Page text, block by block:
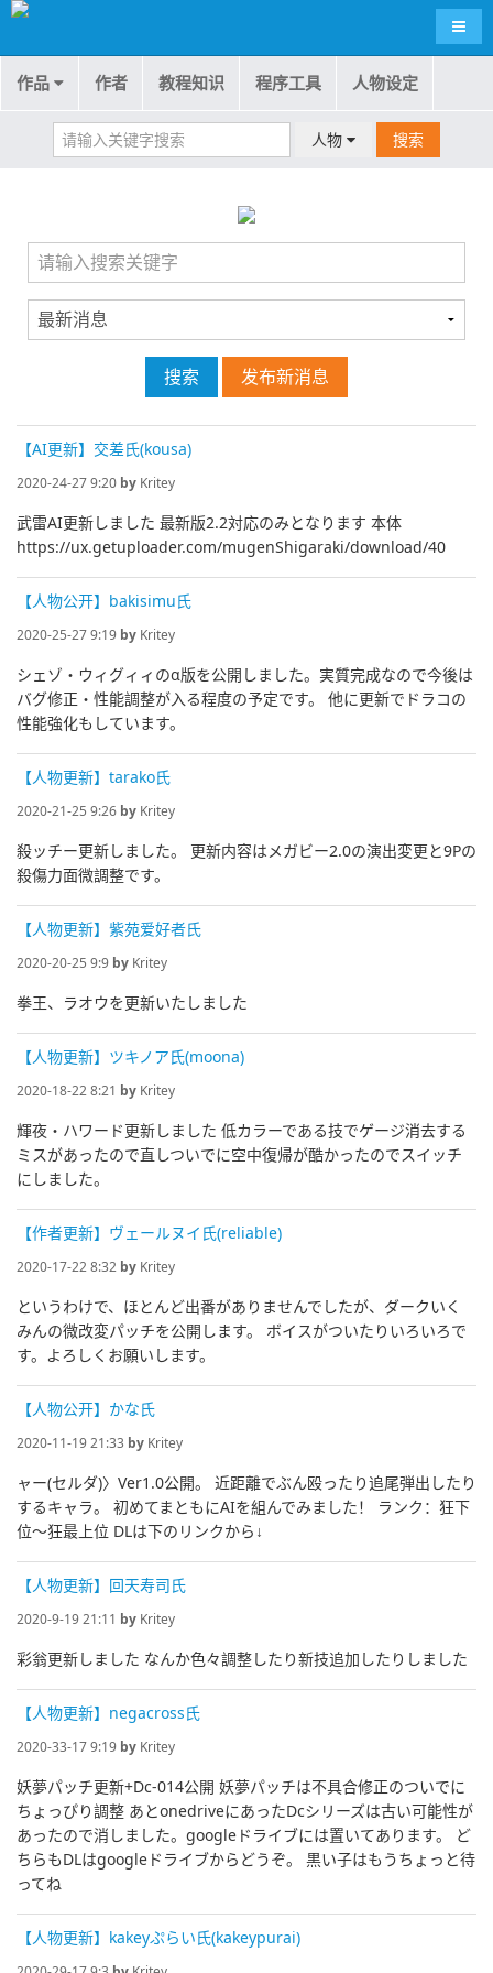
导航
作品 作者 教程知识 程序工具 人物设定
人物 搜索
搜索 发布新消息
【AI更新】交差氏(kousa)
2020-24-27 9:20 by Kritey
武雷AI更新しました 最新版2.2対応のみとなります 本体
https://ux.getuploader.com/mugenShigaraki/download/40
【人物公开】bakisimu氏
2020-25-27 9:19 by Kritey
シェゾ・ウィグィィのα版を公開しました。実質完成なので今後は
バグ修正・性能調整が入る程度の予定です。 他に更新でドラコの
性能強化もしています。
【人物更新】tarako氏
2020-21-25 9:26 by Kritey
殺ッチー更新しました。 更新内容はメガビー2.0の演出変更と9Pの
殺傷力面微調整です。
【人物更新】紫苑爱好者氏
2020-20-25 9:9 by Kritey
拳王、ラオウを更新いたしました
【人物更新】ツキノア氏(moona)
2020-18-22 8:21 by Kritey
輝夜・ハワード更新しました 低カラーである技でゲージ消去する
ミスがあったので直しついでに空中復帰が酷かったのでスイッチ
にしました。
【作者更新】ヴェールヌイ氏(reliable)
2020-17-22 8:32 by Kritey
というわけで、ほとんど出番がありませんでしたが、ダークいく
みんの微改変パッチを公開します。 ボイスがついたりいろいろで
す。よろしくお願いします。
【人物公开】かな氏
2020-11-19 21:33 by Kritey
ャー(セルダ)〉Ver1.0公開。 近距離でぶん殴ったり追尾弾出したり
するキャラ。 初めてまともにAIを組んでみました！ ランク：狂下
位～狂最上位 DLは下のリンクから↓
【人物更新】回天寿司氏
2020-9-19 21:11 by Kritey
彩翁更新しました なんか色々調整したり新技追加したりしました
【人物更新】negacross氏
2020-33-17 9:19 by Kritey
妖夢パッチ更新+Dc-014公開 妖夢パッチは不具合修正のついでに
ちょっぴり調整 あとonedriveにあったDcシリーズは古い可能性が
あったので消しました。googleドライブには置いてあります。 ど
ちらもDLはgoogleドライブからどうぞ。 黒い子はもうちょっと待
ってね
【人物更新】kakeyぷらい氏(kakeypurai)